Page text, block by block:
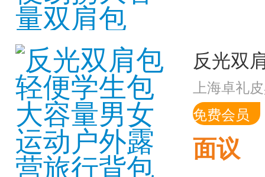
上海卓礼
免费会员
面议